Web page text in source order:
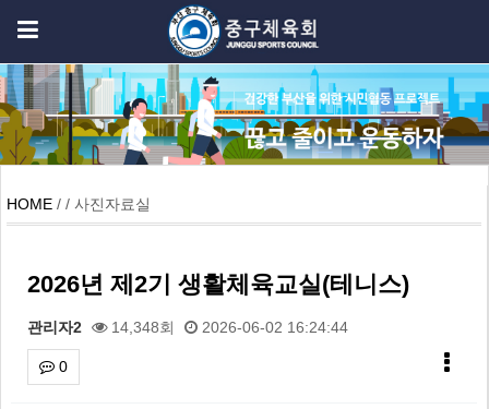
HOME / / 사진자료실
2026년 제2기 생활체육교실(테니스)
관리자2 14,348회 2026-06-02 16:24:44
0